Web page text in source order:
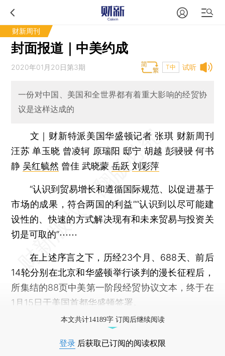
财新周刊
封面报道｜中美约成
试听
2020年01月20日第3期 T中
一份对中国、美国和全世界都有着重大影响的经贸协
议是这样达成的
文｜财新特派美国华盛顿记者 张琪 财新周刊
汪苏 单玉晓 曾凌轲 原瑞阳 邸宁 胡越 彭骎骎 何书
静 吴红毓然 曾佳 武晓蒙岳跃 刘彩萍
“认识到贸易增长和遵循国际规范、以促进基于
市场的成果，符合两国的利益”“认识到以尽可能建
设性的、快速的方式解决现有和未来贸易与投资关
切是可取的”⋯⋯
在上述序言之下，历经23个月、688天、前后
14轮分别在北京和华盛顿举行谈判的漫长征程后，
所集结的88页中美第一阶段经贸协议文本，终于在
1月15日于美国首都华盛顿签署。
本文共计14189字 订阅后继续阅读
登录 后获取已订阅的阅读权限